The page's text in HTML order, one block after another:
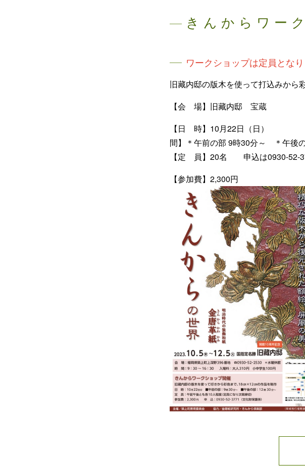
きんからワー
ワークショップは定員とな
旧藏内邸の版木を使って打込みから
【会 場】旧藏内邸 宝蔵
【日 時
間】＊午前の部 9時30分～ ＊午後
【定 員】20名 申込は0930-
【参加費】2,300円